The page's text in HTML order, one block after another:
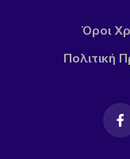
Όροι
Πολιτική